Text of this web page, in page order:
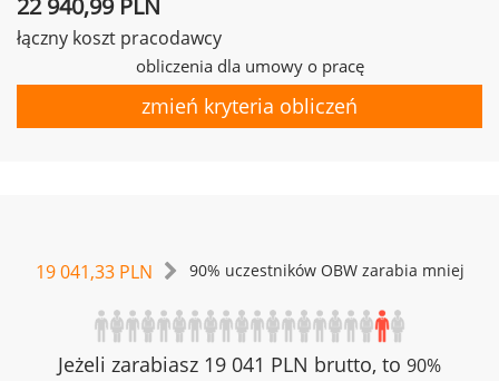
22 940,99 PLN
łączny koszt pracodawcy
obliczenia dla umowy o pracę
zmień kryteria obliczeń
19 041,33 PLN 90% uczestników OBW zarabia mniej
Jeżeli zarabiasz 19 041 PLN brutto, to 90%